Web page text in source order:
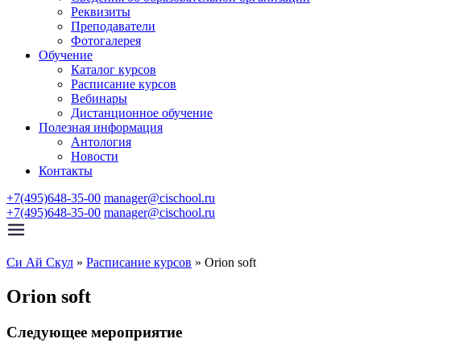
Реквизиты
Преподаватели
Фотогалерея
Обучение
Каталог курсов
Расписание курсов
Вебинары
Дистанционное обучение
Полезная информация
Антология
Новости
Контакты
+7(495)648-35-00 manager@cischool.ru
+7(495)648-35-00 manager@cischool.ru
Си Ай Скул » Расписание курсов » Orion soft
Orion soft
Следующее мероприятие